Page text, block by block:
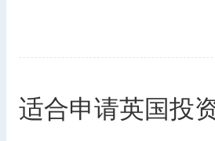
适合申请英国投